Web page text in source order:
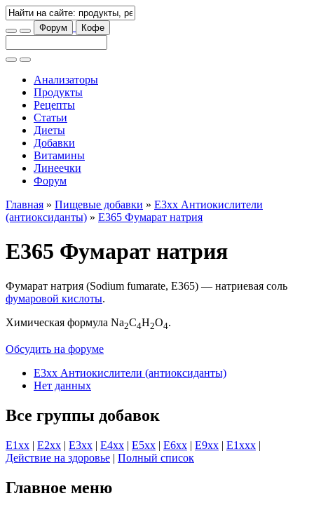
Форум Кофе
Анализаторы
Продукты
Рецепты
Статьи
Диеты
Добавки
Витамины
Линеечки
Форум
Главная » Пищевые добавки » E3xx Антиокислители
(антиоксиданты) » E365 Фумарат натрия
E365 Фумарат натрия
Фумарат натрия (Sodium fumarate, E365) — натриевая соль
фумаровой кислоты.
Химическая формула Na2C4H2O4.
Обсудить на форуме
E3xx Антиокислители (антиоксиданты)
Нет данных
Все группы добавок
E1хх | E2хх | E3хх | E4хх | E5хх | E6хх | E9хх | E1xхх |
Действие на здоровье | Полный список
Главное меню